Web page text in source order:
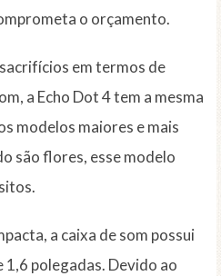
o orçamento.
em termos de
a Echo Dot 4 tem a mesma
modelos maiores e mais
são flores, esse modelo
a caixa de som possui
polegadas. Devido ao